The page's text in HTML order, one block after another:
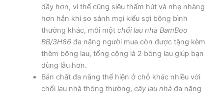
dầy hơn, vì thế cũng siêu thấm hút và nhẹ nhàng
hơn hẳn khi so sánh mọi kiểu sợi bông bình
thường khác, mỗi một chổi lau nhà BamBoo
BB/3H86đa năng người mua còn được tặng kèm
thêm bông lau, tổng cộng là 2 bông lau giúp bạn
dùng lâu hơn.
Bản chất đa năng thể hiện ở chỗ khác nhiều với
chổi lau nhà thông thường, cây lau nhàđa năng